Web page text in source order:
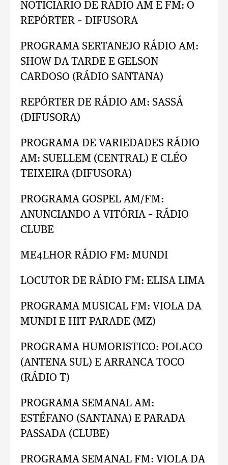
NOTICIÁRIO DE RÁDIO AM E FM: O
REPÓRTER – DIFUSORA
PROGRAMA SERTANEJO RÁDIO AM:
SHOW DA TARDE E GELSON
CARDOSO (RÁDIO SANTANA)
REPÓRTER DE RÁDIO AM: SASSÁ
(DIFUSORA)
PROGRAMA DE VARIEDADES RÁDIO
AM: SUELLEM (CENTRAL) E CLÉO
TEIXEIRA (DIFUSORA)
PROGRAMA GOSPEL AM/FM:
ANUNCIANDO A VITÓRIA – RÁDIO
CLUBE
ME4LHOR RÁDIO FM: MUNDI
LOCUTOR DE RÁDIO FM: ELISA LIMA
PROGRAMA MUSICAL FM: VIOLA DA
MUNDI E HIT PARADE (MZ)
PROGRAMA HUMORISTICO: POLACO
(ANTENA SUL) E ARRANCA TOCO
(RÁDIO T)
PROGRAMA SEMANAL AM:
ESTÉFANO (SANTANA) E PARADA
PASSADA (CLUBE)
PROGRAMA SEMANAL FM: VIOLA DA